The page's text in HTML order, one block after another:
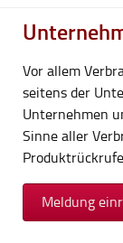
Vor allem
seitens der
Unternehmen
Sinne aller
Meldung